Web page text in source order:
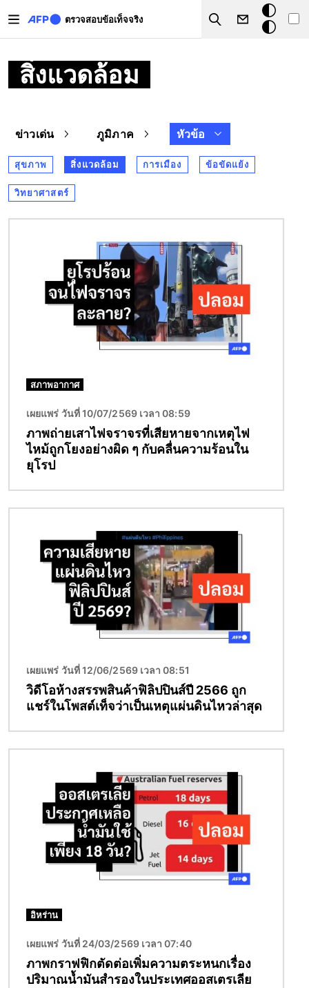
ตรวจสอบข้อเท็จจริง
Search
โหมด
มืด
สิ่งแวดล้อม
ข่าวเด่น ภูมิภาค หัวข้อ
สุขภาพ สิ่งแวดล้อม การเมือง ข้อขัดแย้ง
วิทยาศาสตร์
สภาพอากาศ
เผยแพร่ วันที่ 10/07/2569 เวลา 08:59
ภาพถ่ายเสาไฟจราจรที่เสียหายจากเหตุไฟ
ไหม้ถูกโยงอย่างผิด ๆ กับคลื่นความร้อนใน
ยุโรป
เผยแพร่ วันที่ 12/06/2569 เวลา 08:51
วิดีโอห้างสรรพสินค้าฟิลิปปินส์ปี 2566 ถูก
แชร์ในโพสต์เท็จว่าเป็นเหตุแผ่นดินไหวล่าสุด
อิหร่าน
เผยแพร่ วันที่ 24/03/2569 เวลา 07:40
ภาพกราฟฟิกตัดต่อเพิ่มความตระหนกเรื่อง
ปริมาณน้ำมันสำรองในประเทศออสเตรเลีย